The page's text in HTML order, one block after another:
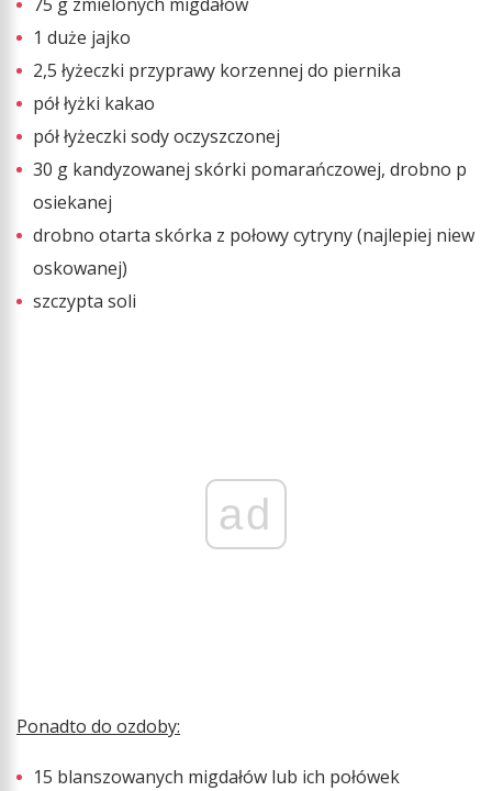
1 duże jajko
2,5 łyżeczki przyprawy korzennej do piernika
pół łyżki kakao
pół łyżeczki sody oczyszczonej
30 g kandyzowanej skórki pomarańczowej, drobno p
osiekanej
drobno otarta skórka z połowy cytryny (najlepiej niew
oskowanej)
szczypta soli
ad
Ponadto do ozdoby:
15 blanszowanych migdałów lub ich połówek